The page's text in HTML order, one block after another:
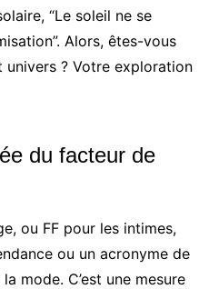
“Le soleil ne se
Alors, êtes-vous
? Votre exploration
du facteur de
ou FF pour les intimes,
ou un acronyme de
mode. C’est une mesure